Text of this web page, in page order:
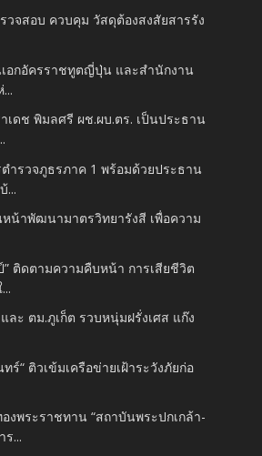
วจสอบ ควบคุม วัสดุต้องสงสัยสารรัง
อกอัครราชทูตญี่ปุ่น และสำนักงาน
เดช พิมลศรี ผช.ผบ.ตร. เป็นประธาน
ำรวจภูธรภาค 1 พร้อมด้วยประธาน
...
หน้าพัฒนามาตรวิทยารังสี เพื่อความ
” ติดตามความคืบหน้า การเสียชีวิต
ละ ตม.ภูเก็ต รวบหนุ่มฝรั่งเศส แก๊ง
ร์“ ติวเข้มเครือข่ายเฝ้าระวังภัยก่อ
องพระราชทาน “สถาบันพระปกเกล้า-
...